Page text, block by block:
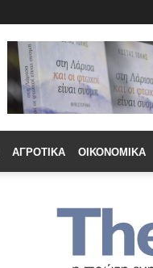
ΑΓΡΟΤΙΚΆ ΟΙΚΟΝΟΜΙΚΆ